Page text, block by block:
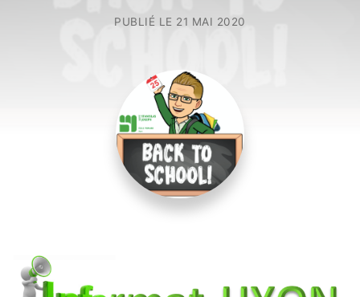
PUBLIÉ LE 21 MAI 2020